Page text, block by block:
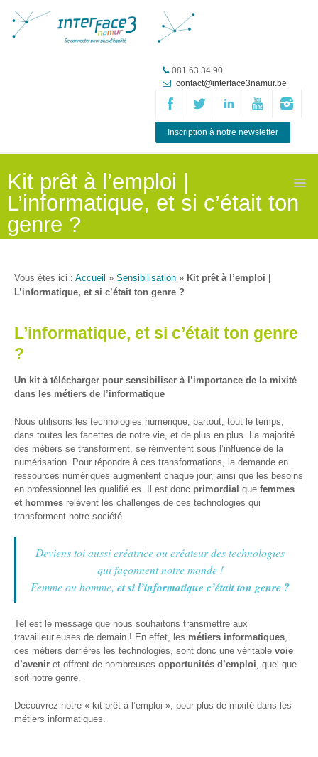
081 63 34 90
contact@interface3namur.be
Inscription à notre newsletter
Kit prêt à l’emploi |
L’informatique, et si c’était ton
genre ?
Vous êtes ici : Accueil » Sensibilisation » Kit prêt à l’emploi |
L’informatique, et si c’était ton genre ?
L’informatique, et si c’était ton genre
?
Un kit à télécharger pour sensibiliser à l’importance de la mixité
dans les métiers de l’informatique
Nous utilisons les technologies numérique, partout, tout le temps,
dans toutes les facettes de notre vie, et de plus en plus. La majorité
des métiers se transforment, se réinventent sous l’influence de la
numérisation. Pour répondre à ces transformations, la demande en
ressources numériques augmentent chaque jour, ainsi que les besoins
en professionnel.les qualifié.es. Il est donc primordial que femmes
et hommes relèvent les challenges de ces technologies qui
transforment notre société.
Deviens toi aussi créatrice ou créateur des technologies
qui façonnent notre monde !
Femme ou homme, et si l’informatique c’était ton genre ?
Tel est le message que nous souhaitons transmettre aux
travailleur.euses de demain ! En effet, les métiers informatiques
ces métiers derrières les technologies, sont donc une véritable voie
d’avenir et offrent de nombreuses opportunités d’emploi , quel que
soit notre genre.
Découvrez notre « kit prêt à l’emploi », pour plus de mixité dans les
métiers informatiques.
Équipe
Travailler chez
Interface3.Namur
projets
et
presse
privée
former
Formations pour
demandeur·euse·s
d’emploi
DIGISTART
Support IT –
Je valorise
avec le
numérique
– CISP
Horizon IT :
métiers de
l’informatique